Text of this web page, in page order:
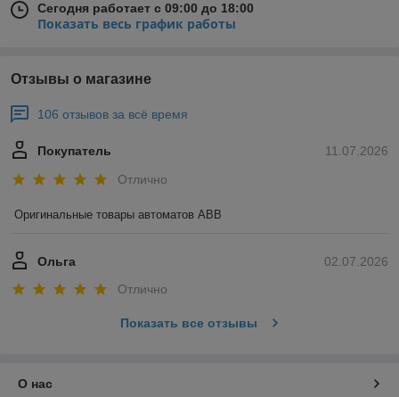
Сегодня работает с 09:00 до 18:00
Показать весь график работы
Отзывы о магазине
106 отзывов за всё время
11.07.2026
Покупатель
Отлично
Оригинальные товары автоматов ABB
02.07.2026
Ольга
Отлично
Показать все отзывы
О нас